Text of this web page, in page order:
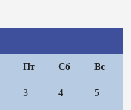
Пт Сб Вс
3 4 5